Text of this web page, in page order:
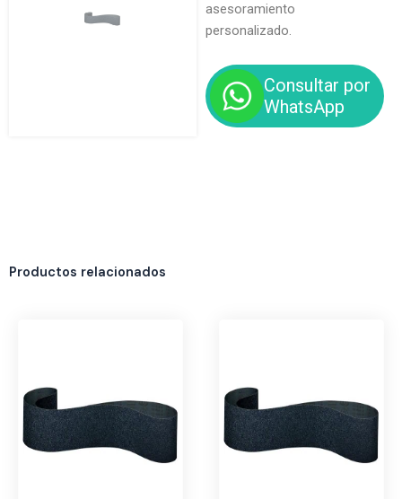
asesoramiento
personalizado.
Consultar por
WhatsApp
Productos relacionados